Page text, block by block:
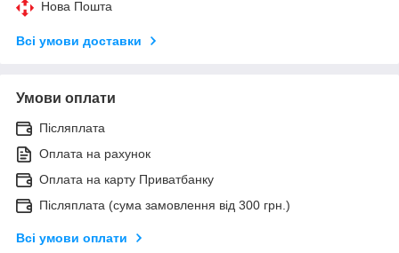
Нова Пошта
Всі умови доставки
Умови оплати
Післяплата
Оплата на рахунок
Оплата на карту Приватбанку
Післяплата (сума замовлення від 300 грн.)
Всі умови оплати